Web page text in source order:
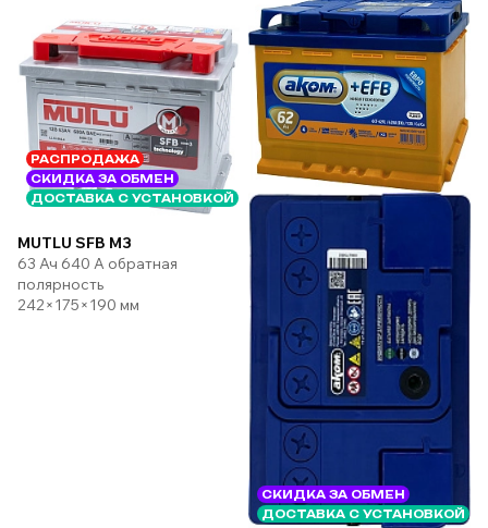
РАСПРОДАЖА
СКИДКА ЗА ОБМЕН
ДОСТАВКА С УСТАНОВКОЙ
MUTLU SFB M3
63 Ач 640 А обратная
полярность
242×175×190 мм
СКИДКА ЗА ОБМЕН
ДОСТАВКА С УСТАНОВКОЙ